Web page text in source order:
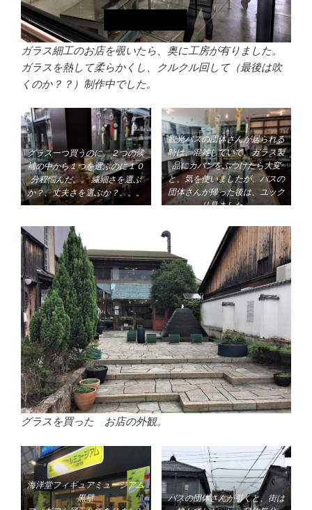
ガラス細工のお店を覗いたら、奥に工房が有りました。
ガラスを熱して柔らかくし、クルクル回して（最後は吹
くのか？？）制作中でした。
グラス一つ買うのに、２つの候
補の中から１つを選ぶのに１０
分程悩んだ。。繊細さを選ぶ
か？、丈夫さを選ぶか？。。。
観光バスの団体さんが居られる
時は、混雑していて、ガラス製
品にカバンをぶつけたら大変
と、気を使いましたが、バスの
団体さんが帰った後は、ユック
リ見ました。
グラスを買った お店の外観。
海洋堂フィギュアミュージアム
黒壁
バスの団体さんが引くと、街は